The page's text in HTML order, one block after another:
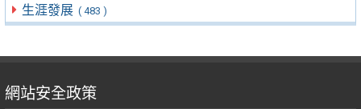
生涯發展 ( 483 )
網站安全政策